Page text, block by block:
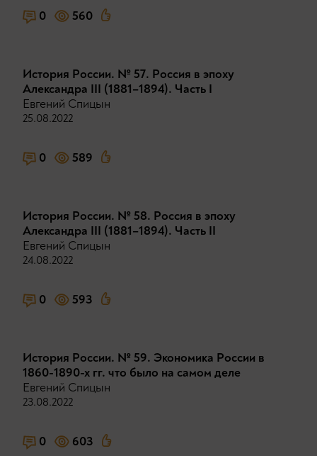
0 560
История России. № 57. Россия в эпоху
Александра III (1881–1894). Часть I
Евгений Спицын
25.08.2022
0 589
История России. № 58. Россия в эпоху
Александра III (1881–1894). Часть II
Евгений Спицын
24.08.2022
0 593
История России. № 59. Экономика России в
1860-1890-х гг. что было на самом деле
Евгений Спицын
23.08.2022
0 603